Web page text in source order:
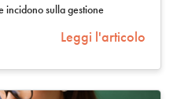
incidono sulla gestione
Leggi l'articolo